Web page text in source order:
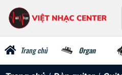
Trang chủ Organ